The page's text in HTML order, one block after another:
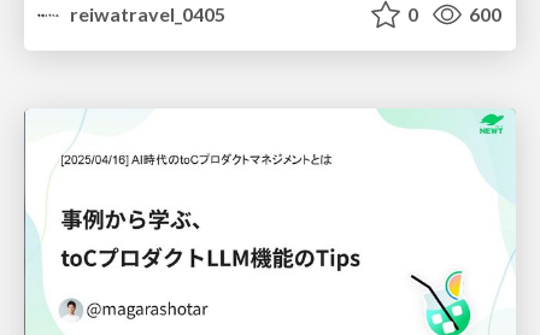
reiwatravel_0405
0 600